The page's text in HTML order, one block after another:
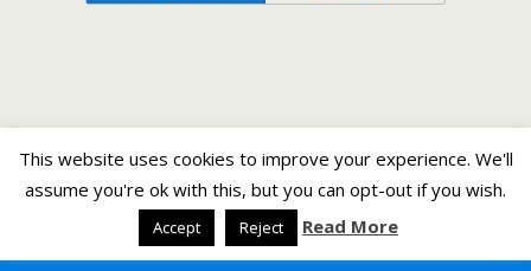
This website uses cookies to improve your experience. We'll
assume you're ok with this, but you can opt-out if you wish.
Accept Reject Read More